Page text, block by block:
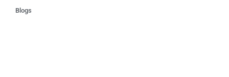
Blogs